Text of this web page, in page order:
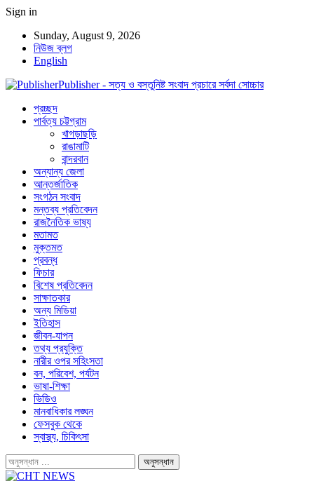
Sign in
Sunday, August 9, 2026
নিউজ ব্লগ
English
Publisher - সত্য ও বস্তুনিষ্ট সংবাদ প্রচারে সর্বদা সোচ্চার
প্রচ্ছদ
পার্বত্য চট্টগ্রাম
খাগড়াছড়ি
রাঙামাটি
বান্দরবান
অন্যান্য জেলা
আন্তর্জাতিক
সংগঠন সংবাদ
মন্তব্য প্রতিবেদন
রাজনৈতিক ভাষ্য
মতামত
মুক্তমত
প্রবন্ধ
ফিচার
বিশেষ প্রতিবেদন
সাক্ষাতকার
অন্য মিডিয়া
ইতিহাস
জীবন-যাপন
তথ্য প্রযুক্তি
নারীর ওপর সহিংসতা
বন, পরিবেশ, পর্যটন
ভাষা-শিক্ষা
ভিডিও
মানবাধিকার লঙ্ঘন
ফেসবুক থেকে
স্বাস্থ্য, চিকিৎসা